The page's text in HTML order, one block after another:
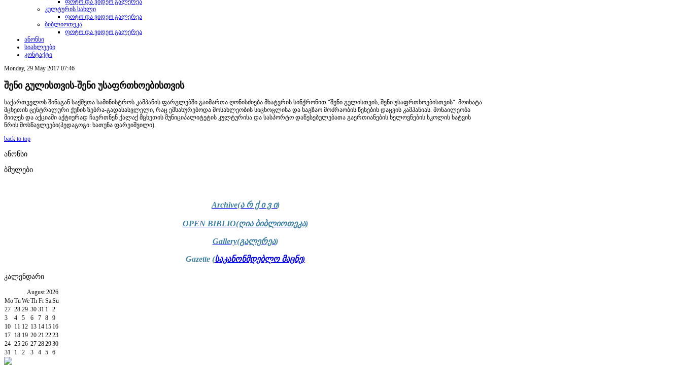
ფოტო და ვიდეო გალერეა
კულტურის სახლი
ფოტო და ვიდეო გალერეა
ბიბლიოთეკა
ფოტო და ვიდეო გალერეა
ანონსი
სიახლეები
კონტაქტი
Monday, 29 May 2017 07:46
შენი გულისთვის-შენი უსაფრთხოებისთვის
საქართველოს შინაგან საქმეთა სამინისტროს კამპანის ფარგლებში გაიმართა ღონისძიება მხატვრის სინქრონით "შენი გულისთვის, შენი უსაფრთხოებისთვის". მოიხატა
მცხეთის ცენტრალური ქუჩის ზებრა-გადასასვლელი, რაც ემსახურებოდა მოსახლეობის სიცხოცლისა და საგზაო მოძრაობის წესების დაცვის კამპანიას. მონაილეობა
მიიღეს და აქციაში აქტიურად ჩაერთნენ ქალაქ მცხეთის მუნიციპალიტეტის კულტურისა და სასპორტო დაწესებულებათა გაერთიანების ხელოვნების სკოლის ხატვის
წრის მოსწავლეები(პედაგოგი: ხათუნა ფარეიშვილი).
back to top
ანონსი
ბმულები
Archive(ა რ ქ ი ვ ი)
OPEN BIBLIO(ღია ბიბლიოთეკა)
Gallery(გალერეა)
Gazette (საკანონმდებლო მაცნე)
კალენდარი
August 2026
MoTuWeTh FrSaSu
27 28 29 30 31 1 2
3
4 5 6 7 8 9
10 11 12 13 14 15 16
17 18 19 20 212223
24 25 26 27 282930
31 1 2 3 4 5 6